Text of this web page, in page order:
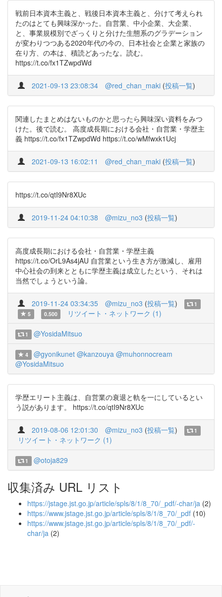
戦前日本資本主義と、戦後日本資本主義と、分けて考えられ
たのはとても興味深かった。自営業、中小企業、大企業、
と、事業規模別でざっくりと分けた生態系のグラデーション
が変わりつつある2020年代の今の、日本社会と企業と家族の
在り方、の本は、積読どあったな。読む。
https://t.co/fx1TZwpdWd
2021-09-13 23:08:34 @red_chan_maki (投稿一覧)
関連したまとめはないものかと思ったら興味深い資料をみつ
けた。後で読む。 高度成長期における会社・自営業・学歴主
義 https://t.co/fx1TZwpdWd https://t.co/wMfwxk1Ucj
2021-09-13 16:02:11 @red_chan_maki (投稿一覧)
https://t.co/qtI9Nr8XUc
2019-11-24 04:10:38 @mizu_no3 (投稿一覧)
高度成長期における会社・自営業・学歴主義
https://t.co/OrL9As4jAU 自営業という生き方が激減し、雇用
中心社会の到来とともに学歴主義は成立したという、それは
当然でしょうという論。
2019-11-24 03:34:35 @mizu_no3 (投稿一覧)
1
5
0.500 リツイート・ネットワーク (1)
1 @YosidaMitsuo
4 @gyonikunet @kanzouya @muhonnocream
@YosidaMitsuo
学歴エリート主義は、自営業の衰退と軌を一にしているとい
う説があります。 https://t.co/qtI9Nr8XUc
2019-08-06 12:01:30 @mizu_no3 (投稿一覧) 1
リツイート・ネットワーク (1)
1 @otoja829
収集済み URL リスト
https://jstage.jst.go.jp/article/spls/8/1/8_70/_pdf/-char/ja (2)
https://www.jstage.jst.go.jp/article/spls/8/1/8_70/_pdf (10)
https://www.jstage.jst.go.jp/article/spls/8/1/8_70/_pdf/-
char/ja (2)